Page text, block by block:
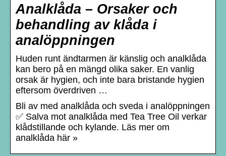
Analklåda – Orsaker och
behandling av klåda i
analöppningen
Huden runt ändtarmen är känslig och analklåda
kan bero på en mängd olika saker. En vanlig
orsak är hygien, och inte bara bristande hygien
eftersom överdriven …
Bli av med analklåda och sveda i analöppningen
✅ Salva mot analklåda med Tea Tree Oil verkar
klådstillande och kylande. Läs mer om
analklåda här »